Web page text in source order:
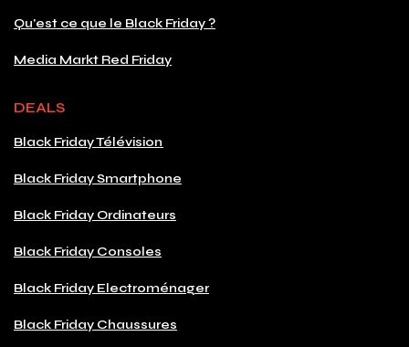
Qu'est ce que le Black Friday ?
Media Markt Red Friday
DEALS
Black Friday Télévision
Black Friday Smartphone
Black Friday Ordinateurs
Black Friday Consoles
Black Friday Electroménager
Black Friday Chaussures